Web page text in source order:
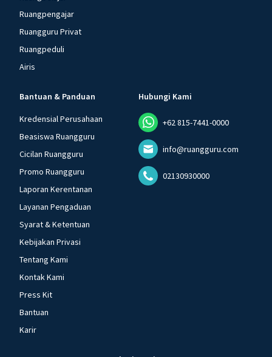
Ruangpengajar
Ruangguru Privat
Ruangpeduli
Airis
Bantuan & Panduan
Kredensial Perusahaan
Beasiswa Ruangguru
Cicilan Ruangguru
Promo Ruangguru
Laporan Kerentanan
Layanan Pengaduan
Syarat & Ketentuan
Kebijakan Privasi
Tentang Kami
Kontak Kami
Press Kit
Bantuan
Karir
Hubungi Kami
+62 815-7441-0000
info@ruangguru.com
02130930000